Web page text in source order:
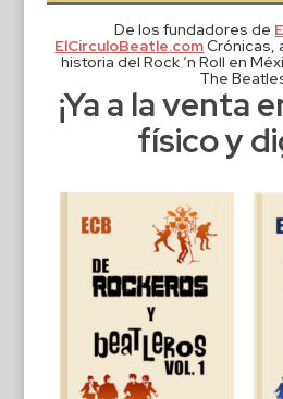
De los fundadores de
ElCirculoBeatle.comCrónicas,
historia del Rock ‘n Roll en
The
¡Ya a la venta
físico y